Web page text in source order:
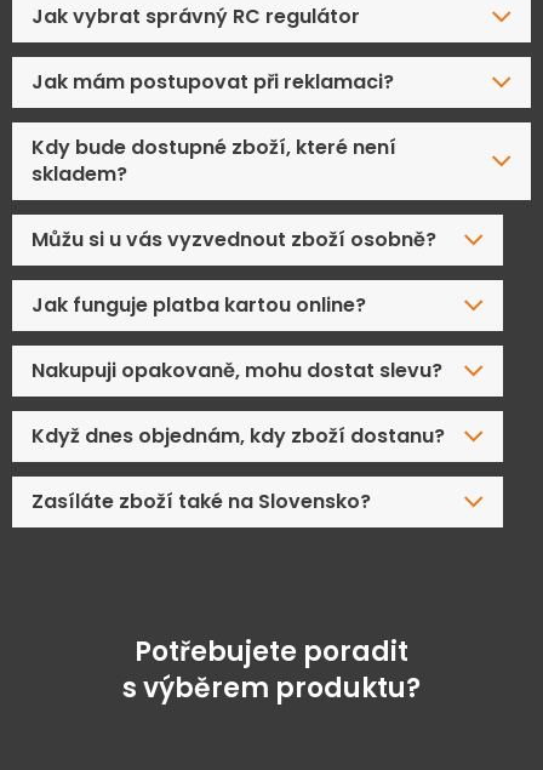
Jak vybrat správný RC regulátor
Jak mám postupovat při reklamaci?
Kdy bude dostupné zboží, které není
skladem?
Můžu si u vás vyzvednout zboží osobně?
Jak funguje platba kartou online?
Nakupuji opakovaně, mohu dostat slevu?
Když dnes objednám, kdy zboží dostanu?
Zasíláte zboží také na Slovensko?
Potřebujete poradit
s výběrem produktu?